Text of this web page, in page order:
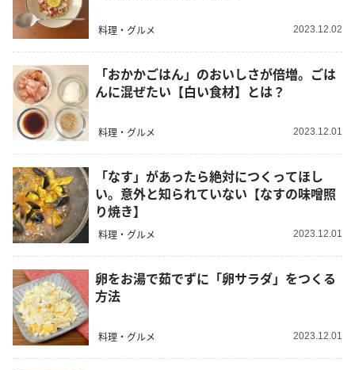
料理・グルメ 2023.12.02
「おかかごはん」のおいしさが倍増。ごは
んに混ぜたい【白い食材】とは？
料理・グルメ 2023.12.01
「なす」があったら絶対につくってほし
い。意外と知られていない【なすの味噌照
り焼き】
料理・グルメ 2023.12.01
卵をお湯で茹でずに「卵サラダ」をつくる
方法
料理・グルメ 2023.12.01